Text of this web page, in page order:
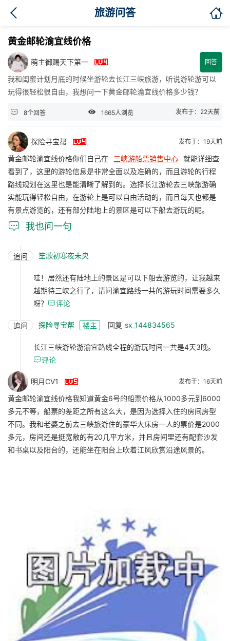
旅游问答 
黄金邮轮渝宜线价格
萌主御赐天下第一  回答
我和闺蜜计划月底的时候坐游轮去长江三峡旅游，听说游轮游可以
玩得很轻松很自由，我想问一下黄金邮轮渝宜线价格多少钱？
 8个回答  1665人浏览 发布于：22天前
探险寻宝帮  发布于：19天前
黄金邮轮渝宜线价格你们自己在 三峡游船票销售中心 就能详细查
看到了，这里的游轮信息是非常全面以及准确的，而且游轮的行程
路线规划在这里也是能清晰了解到的。选择长江游轮去三峡旅游确
实能玩得轻松自由，在游轮上是可以自由活动的，而且每天也都是
有景点游览的，还有部分陆地上的景区是可以下船去游玩的呢。
 我也问一句
追问 笙歌初寒夜未央
哇！居然还有陆地上的景区是可以下船去游览的，让我越来
越期待三峡之行了，请问渝宜路线一共的游玩时间需要多久
呀？ 评论
追问 探险寻宝帮 楼主 回复 sx_144834565
长江三峡游轮游渝宜路线全程的游玩时间一共是4天3晚。
评论
明月CV1  发布于：16天前
黄金邮轮渝宜线价格我知道黄金6号的船票价格从1000多元到6000
多元不等，船票的差距之所有这么大，是因为选择入住的房间房型
不同。我和老婆之前去三峡旅游住的豪华大床房一人的票价是2000
多元，房间还是挺宽敞的有20几平方米，并且房间里还有配套沙发
和书桌以及阳台的，还能坐在阳台上吹着江风欣赏沿途风景的。